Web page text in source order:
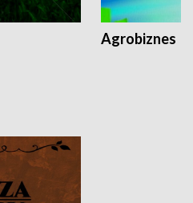
Agrobiznes